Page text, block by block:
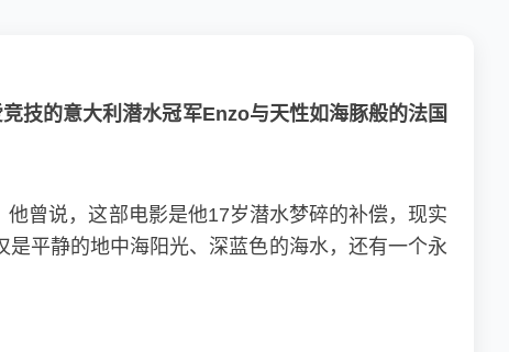
技的意大利潜水冠军Enzo与天性如海豚般的法国
曾说，这部电影是他17岁潜水梦碎的补偿，现实
平静的地中海阳光、深蓝色的海水，还有一个永